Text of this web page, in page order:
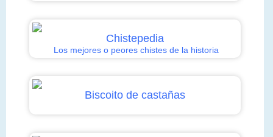
Chistepedia
Los mejores o peores chistes de la historia
Biscoito de castañas